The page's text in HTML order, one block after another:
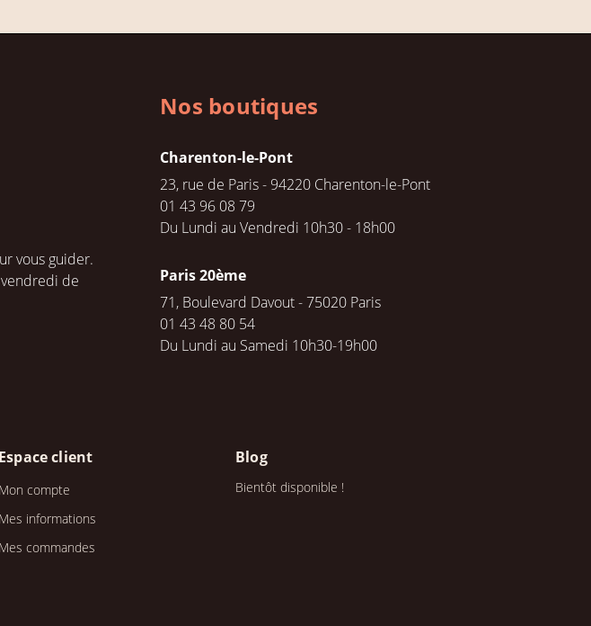
vous guider.
de
Nos boutiques
Charenton-le-Pont
23, rue de Paris - 94220 Charenton-le-Pont
01 43 96 08 79
Du Lundi au Vendredi 10h30 - 18h00
Paris 20ème
71, Boulevard Davout - 75020 Paris
01 43 48 80 54
Du Lundi au Samedi 10h30-19h00
Espace client
Mon compte
Mes informations
Mes commandes
Blog
Bientôt disponible !